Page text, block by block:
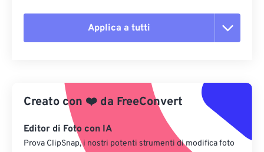
Applica a tutti
Applica da preimpostazione
Salva come predefinito
Creato con ❤️ da FreeConvert
Editor di Foto con IA
Prova ClipSnap, i nostri potenti strumenti di modifica foto